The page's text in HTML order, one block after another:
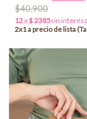
$40.900